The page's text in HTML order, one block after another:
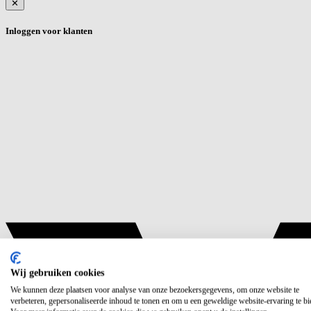
✕
Inloggen voor klanten
Wij gebruiken cookies
We kunnen deze plaatsen voor analyse van onze bezoekersgegevens, om onze website te
verbeteren, gepersonaliseerde inhoud te tonen en om u een geweldige website-ervaring te